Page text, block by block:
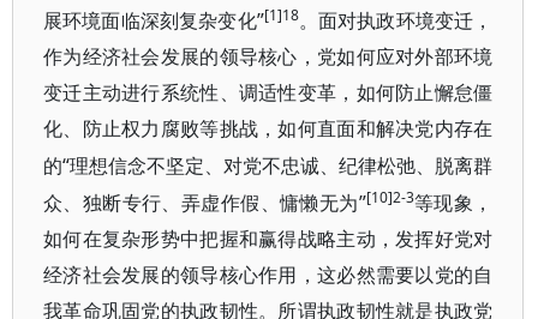
展环境面临深刻复杂变化”[1]18。面对执政环境变迁，
作为经济社会发展的领导核心，党如何应对外部环境
变迁主动进行系统性、调适性变革，如何防止懈怠僵
化、防止权力腐败等挑战，如何直面和解决党内存在
的“理想信念不坚定、对党不忠诚、纪律松弛、脱离群
众、独断专行、弄虚作假、慵懒无为”[10]2-3等现象，
如何在复杂形势中把握和赢得战略主动，发挥好党对
经济社会发展的领导核心作用，这必然需要以党的自
我革命巩固党的执政韧性。所谓执政韧性就是执政党